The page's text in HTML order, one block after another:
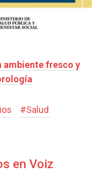
ambiente fresco y
#Salud
en Voiz